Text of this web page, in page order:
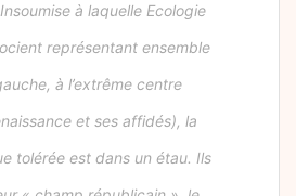
à laquelle Ecologie
représentant ensemble
à l’extrême centre
et ses affidés), la
tolérée est dans un étau. Ils